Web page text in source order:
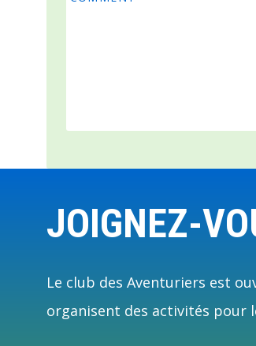
FooterJOIGNEZ-
Le club des Aventuriers est
organisent des activités pour